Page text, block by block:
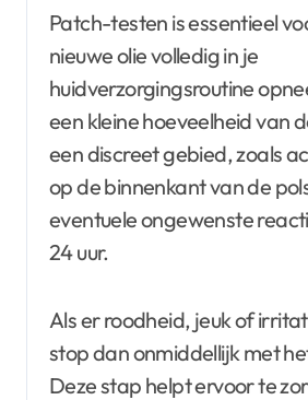
Patch-testen is essentieel
nieuwe olie volledig in je
huidverzorgingsroutine
een kleine hoeveelheid van
een discreet gebied, zoals
op de binnenkant van de
eventuele ongewenste
24 uur.
Als er roodheid, jeuk of
stop dan onmiddellijk met
Deze stap helpt ervoor te